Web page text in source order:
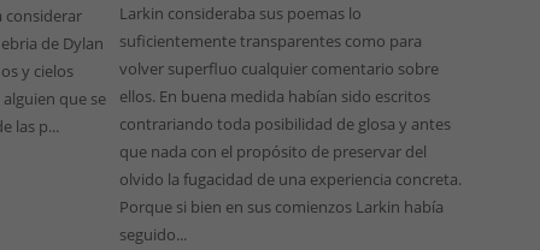
considerar
de Dylan
y cielos
que se
las p...
Larkin consideraba sus poemas lo
suficientemente transparentes como para
volver superfluo cualquier comentario sobre
ellos. En buena medida habían sido escritos
contrariando toda posibilidad de glosa y antes
que nada con el propósito de preservar del
olvido la fugacidad de una experiencia concreta.
Porque si bien en sus comienzos Larkin había
seguido...